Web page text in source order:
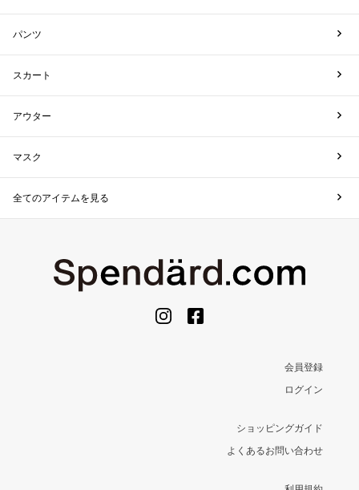
パンツ
スカート
アウター
マスク
全てのアイテムを見る
会員登録
ログイン
ショッピングガイド
よくあるお問い合わせ